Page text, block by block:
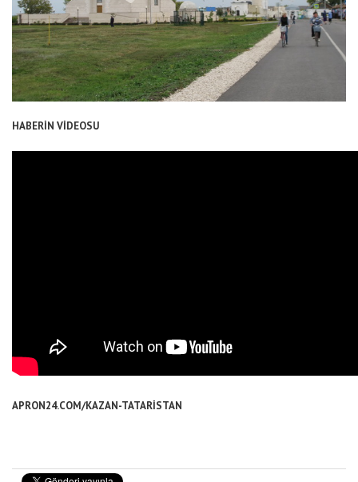
HABERİN VİDEOSU
APRON24.COM/KAZAN-TATARİSTAN